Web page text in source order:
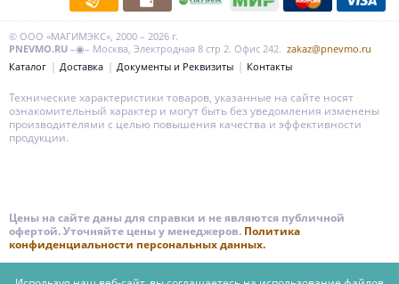
© ООО «МАГИМЭКС», 2000 – 2026 г.
PNEVMO.RU –◉– Москва, Электродная 8 стр 2. Офис 242. zakaz@pnevmo.ru
Каталог
Доставка Документы и Реквизиты Контакты
Технические характеристики товаров, указанные на сайте носят
ознакомительный характер и могут быть без уведомления изменены
производителями с целью повышения качества и эффективности
продукции.
Цены на сайте даны для справки и не являются публичной
офертой. Уточняйте цены у менеджеров. Политика
конфиденциальности персональных данных.